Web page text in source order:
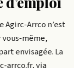
Arrco n’est
vous-même,
envisagée. La